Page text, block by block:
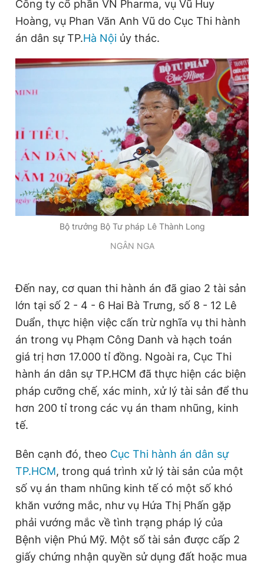
Công ty cổ phần VN Pharma, vụ Vũ Huy
Hoàng, vụ Phan Văn Anh Vũ do Cục Thi hành
án dân sự TP.Hà Nội ủy thác.
Bộ trưởng Bộ Tư pháp Lê Thành Long
NGÂN NGA
Đến nay, cơ quan thi hành án đã giao 2 tài sản
lớn tại số 2 - 4 - 6 Hai Bà Trưng, số 8 - 12 Lê
Duẩn, thực hiện việc cấn trừ nghĩa vụ thi hành
án trong vụ Phạm Công Danh và hạch toán
giá trị hơn 17.000 tỉ đồng. Ngoài ra, Cục Thi
hành án dân sự TP.HCM đã thực hiện các biện
pháp cưỡng chế, xác minh, xử lý tài sản để thu
hơn 200 tỉ trong các vụ án tham nhũng, kinh
tế.
Bên cạnh đó, theo Cục Thi hành án dân sự
TP.HCM, trong quá trình xử lý tài sản của một
số vụ án tham nhũng kinh tế có một số khó
khăn vướng mắc, như vụ Hứa Thị Phấn gặp
phải vướng mắc về tình trạng pháp lý của
Bệnh viện Phú Mỹ. Một số tài sản được cấp 2
giấy chứng nhận quyền sử dụng đất hoặc mua